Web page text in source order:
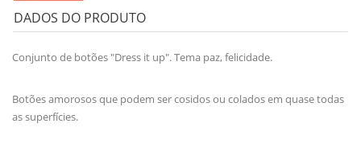
DADOS DO PRODUTO
Conjunto de botões "Dress it up". Tema paz, felicidade.
Botões amorosos que podem ser cosidos ou colados em quase todas
as superfícies.